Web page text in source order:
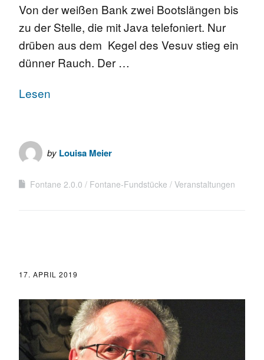
Von der weißen Bank zwei Bootslängen bis
zu der Stelle, die mit Java telefoniert. Nur
drüben aus dem Kegel des Vesuv stieg ein
dünner Rauch. Der …
Lesen
by Louisa Meier
Fontane 2.0.0 Fontane-Fundstücke Veranstaltungen
17. APRIL 2019